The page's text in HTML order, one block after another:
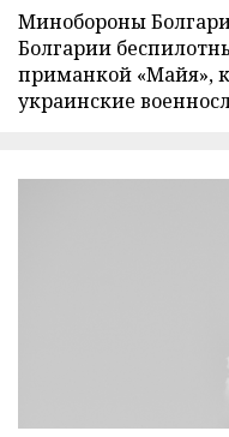
Минобороны
Болгарии
приманкой «Майя»,
украинские